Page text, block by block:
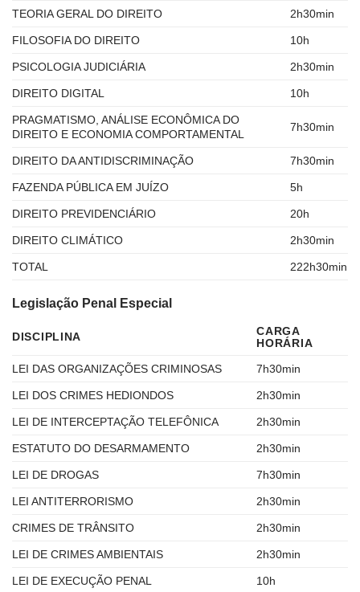
TEORIA GERAL DO DIREITO 2h30min
FILOSOFIA DO DIREITO 10h
PSICOLOGIA JUDICIÁRIA 2h30min
DIREITO DIGITAL 10h
PRAGMATISMO, ANÁLISE ECONÔMICA DO
DIREITO E ECONOMIA COMPORTAMENTAL
7h30min
DIREITO DA ANTIDISCRIMINAÇÃO 7h30min
FAZENDA PÚBLICA EM JUÍZO 5h
DIREITO PREVIDENCIÁRIO 20h
DIREITO CLIMÁTICO 2h30min
TOTAL 222h30min
Legislação Penal Especial
DISCIPLINA
CARGA
HORÁRIA
LEI DAS ORGANIZAÇÕES CRIMINOSAS
7h30min
LEI DOS CRIMES HEDIONDOS 2h30min
LEI DE INTERCEPTAÇÃO TELEFÔNICA 2h30min
ESTATUTO DO DESARMAMENTO 2h30min
LEI DE DROGAS 7h30min
LEI ANTITERRORISMO 2h30min
CRIMES DE TRÂNSITO 2h30min
LEI DE CRIMES AMBIENTAIS 2h30min
LEI DE EXECUÇÃO PENAL 10h